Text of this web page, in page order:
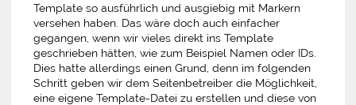
Template so ausführlich und ausgiebig mit Markern
versehen haben. Das wäre doch auch einfacher
gegangen, wenn wir vieles direkt ins Template
geschrieben hätten, wie zum Beispiel Namen oder IDs.
Dies hatte allerdings einen Grund, denn im folgenden
Schritt geben wir dem Seitenbetreiber die Möglichkeit,
eine eigene Template-Datei zu erstellen und diese von